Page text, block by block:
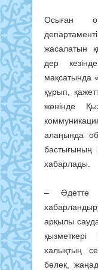
Осыған
жасалатын
дер
мақсатында
құрып,
жөнінде
алаңында
бастығының
хабарлады.
– Әдетте
арқылы
халықтың
бөлек,